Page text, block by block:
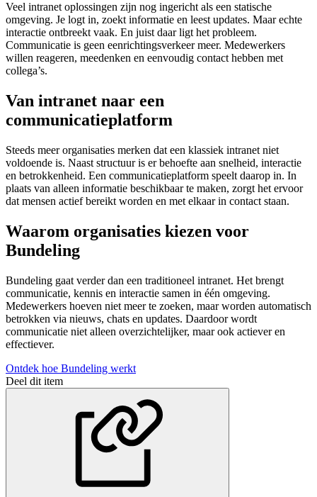
Veel intranet oplossingen zijn nog ingericht als een statische
omgeving. Je logt in, zoekt informatie en leest updates. Maar echte
interactie ontbreekt vaak. En juist daar ligt het probleem.
Communicatie is geen eenrichtingsverkeer meer. Medewerkers
willen reageren, meedenken en eenvoudig contact hebben met
collega’s.
Van intranet naar een
communicatieplatform
Steeds meer organisaties merken dat een klassiek intranet niet
voldoende is. Naast structuur is er behoefte aan snelheid, interactie
en betrokkenheid. Een communicatieplatform speelt daarop in. In
plaats van alleen informatie beschikbaar te maken, zorgt het ervoor
dat mensen actief bereikt worden en met elkaar in contact staan.
Waarom organisaties kiezen voor
Bundeling
Bundeling gaat verder dan een traditioneel intranet. Het brengt
communicatie, kennis en interactie samen in één omgeving.
Medewerkers hoeven niet meer te zoeken, maar worden automatisch
betrokken via nieuws, chats en updates. Daardoor wordt
communicatie niet alleen overzichtelijker, maar ook actiever en
effectiever.
Ontdek hoe Bundeling werkt
Deel dit item